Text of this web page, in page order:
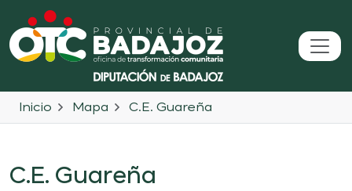
Inicio Mapa C.E. Guareña
C.E. Guareña